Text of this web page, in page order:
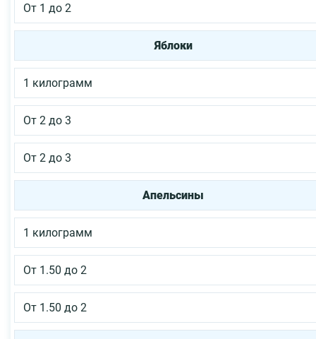
От 1 до 2
Яблоки
1 килограмм
От 2 до 3
От 2 до 3
Апельсины
1 килограмм
От 1.50 до 2
От 1.50 до 2